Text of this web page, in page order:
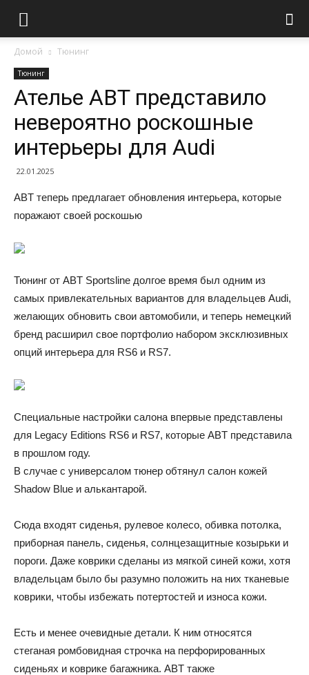
Домой Тюнинг
Тюнинг
Ателье ABT представило
невероятно роскошные
интерьеры для Audi
22.01.2025
ABT теперь предлагает обновления интерьера, которые
поражают своей роскошью
Тюнинг от ABT Sportsline долгое время был одним из
самых привлекательных вариантов для владельцев Audi,
желающих обновить свои автомобили, и теперь немецкий
бренд расширил свое портфолио набором эксклюзивных
опций интерьера для RS6 и RS7.
Специальные настройки салона впервые представлены
для Legacy Editions RS6 и RS7, которые ABT представила
в прошлом году.
В случае с универсалом тюнер обтянул салон кожей
Shadow Blue и алькантарой.
Сюда входят сиденья, рулевое колесо, обивка потолка,
приборная панель, сиденья, солнцезащитные козырьки и
пороги. Даже коврики сделаны из мягкой синей кожи, хотя
владельцам было бы разумно положить на них тканевые
коврики, чтобы избежать потертостей и износа кожи.
Есть и менее очевидные детали. К ним относятся
стеганая ромбовидная строчка на перфорированных
сиденьях и коврике багажника. ABT также